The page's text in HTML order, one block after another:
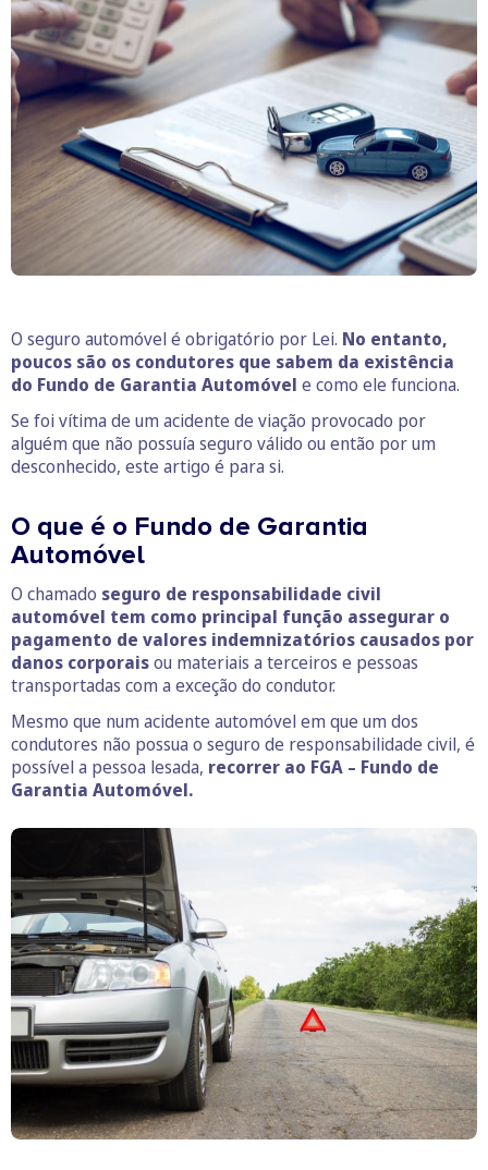
O seguro automóvel é obrigatório por Lei. No entanto,
poucos são os condutores que sabem da existência
do Fundo de Garantia Automóvel e como ele funciona.
Se foi vítima de um acidente de viação provocado por
alguém que não possuía seguro válido ou então por um
desconhecido, este artigo é para si.
O que é o Fundo de Garantia
Automóvel
O chamado seguro de responsabilidade civil
automóvel tem como principal função assegurar o
pagamento de valores indemnizatórios causados por
danos corporaisou materiais a terceiros e pessoas
transportadas com a exceção do condutor.
Mesmo que num acidente automóvel em que um dos
condutores não possua o seguro de responsabilidade civil, é
possível a pessoa lesada, recorrer ao FGA – Fundo de
Garantia Automóvel.